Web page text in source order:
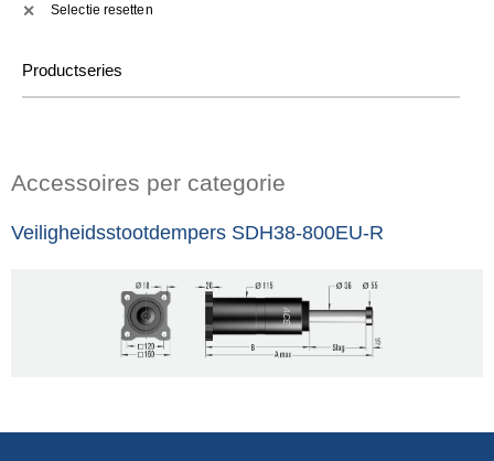
✕ Selectie resetten
Productseries
Accessoires per categorie
Veiligheidsstootdempers SDH38-800EU-R